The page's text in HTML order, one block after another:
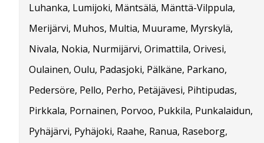
Luhanka, Lumijoki, Mäntsälä, Mänttä-Vilppula,
Merijärvi, Muhos, Multia, Muurame, Myrskylä,
Nivala, Nokia, Nurmijärvi, Orimattila, Orivesi,
Oulainen, Oulu, Padasjoki, Pälkäne, Parkano,
Pedersöre, Pello, Perho, Petäjävesi, Pihtipudas,
Pirkkala, Pornainen, Porvoo, Pukkila, Punkalaidun,
Pyhäjärvi, Pyhäjoki, Raahe, Ranua, Raseborg,